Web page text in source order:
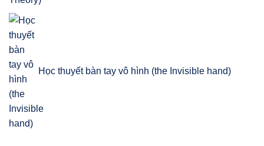
Học thuyết bàn tay vô hình (the Invisible hand)